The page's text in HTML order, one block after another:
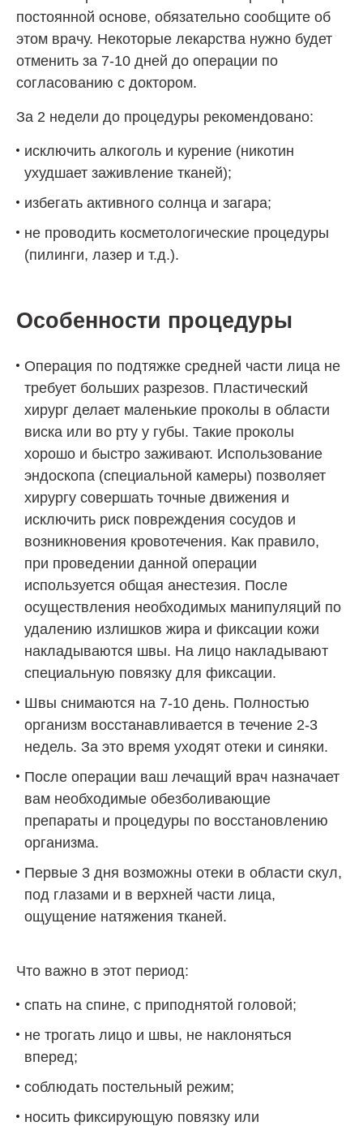
постоянной основе, обязательно сообщите об
этом врачу. Некоторые лекарства нужно будет
отменить за 7-10 дней до операции по
согласованию с доктором.
За 2 недели до процедуры рекомендовано:
исключить алкоголь и курение (никотин
ухудшает заживление тканей);
избегать активного солнца и загара;
не проводить косметологические процедуры
(пилинги, лазер и т.д.).
Особенности процедуры
Операция по подтяжке средней части лица не
требует больших разрезов. Пластический
хирург делает маленькие проколы в области
виска или во рту у губы. Такие проколы
хорошо и быстро заживают. Использование
эндоскопа (специальной камеры) позволяет
хирургу совершать точные движения и
исключить риск повреждения сосудов и
возникновения кровотечения. Как правило,
при проведении данной операции
используется общая анестезия. После
осуществления необходимых манипуляций по
удалению излишков жира и фиксации кожи
накладываются швы. На лицо накладывают
специальную повязку для фиксации.
Швы снимаются на 7-10 день. Полностью
организм восстанавливается в течение 2-3
недель. За это время уходят отеки и синяки.
После операции ваш лечащий врач назначает
вам необходимые обезболивающие
препараты и процедуры по восстановлению
организма.
Первые 3 дня возможны отеки в области скул,
под глазами и в верхней части лица,
ощущение натяжения тканей.
Что важно в этот период:
спать на спине, с приподнятой головой;
не трогать лицо и швы, не наклоняться
вперед;
соблюдать постельный режим;
носить фиксирующую повязку или